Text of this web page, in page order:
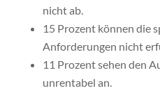
nicht ab.
15 Prozent können die
Anforderungen nicht
11 Prozent sehen den
unrentabel an.